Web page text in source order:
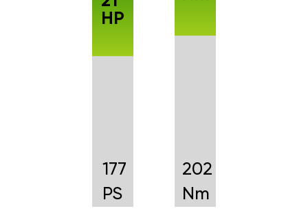
177
PS
HP
202
Nm